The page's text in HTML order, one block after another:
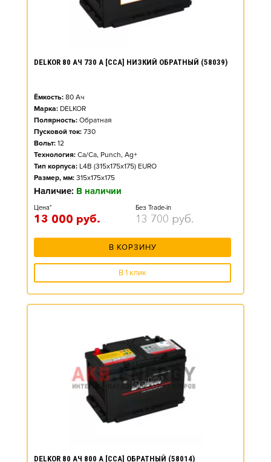
DELKOR 80 АЧ 730 А [CCA] НИЗКИЙ ОБРАТНЫЙ (58039)
Ёмкость: 80 Ач
Марка: DELKOR
Полярность: Обратная
Пусковой ток: 730
Вольт: 12
Технология: Ca/Ca, Punch, Ag+
Тип корпуса: L4B (315x175x175) EURO
Размер, мм: 315x175x175
Наличие: В наличии
Цена*
13 000 руб.
Без Trade-in
13 700 руб.
В КОРЗИНУ
В 1 клик
DELKOR 80 АЧ 800 А [CCA] ОБРАТНЫЙ (58014)